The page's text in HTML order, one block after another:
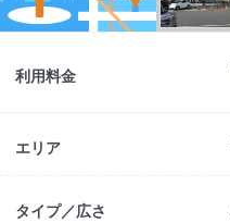
利用料金
エリア
タイプ／広さ